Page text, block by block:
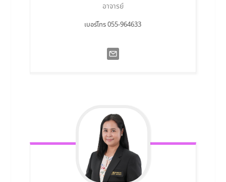
อาจารย์
เบอร์โทร 055-964633